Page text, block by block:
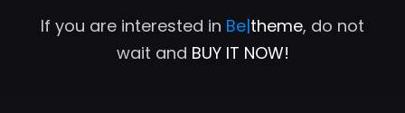
If you are interested in Be|theme, do not
wait and BUY IT NOW!